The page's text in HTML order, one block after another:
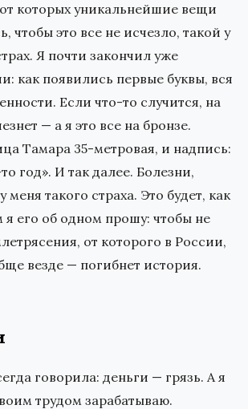
от которых уникальнейшие вещи
чтобы это все не исчезло, такой у
Я почти закончил уже
как появились первые буквы, вся
Если что-то случится, на
— а я это все на бронзе.
Тамара 35-метровая, и надпись:
год». И так далее. Болезни,
меня такого страха. Это будет, как
я его об одном прошу: чтобы не
от которого в России,
везде — погибнет история.
говорила: деньги — грязь. А я
трудом зарабатываю.